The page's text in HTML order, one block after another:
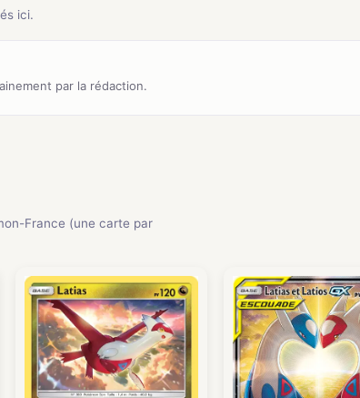
ici.
par la rédaction.
France (une carte par